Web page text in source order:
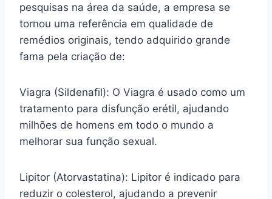
pesquisas na área da saúde, a empresa se
tornou uma referência em qualidade de
remédios originais, tendo adquirido grande
fama pela criação de:
Viagra (Sildenafil): O Viagra é usado como um
tratamento para disfunção erétil, ajudando
milhões de homens em todo o mundo a
melhorar sua função sexual.
Lipitor (Atorvastatina): Lipitor é indicado para
reduzir o colesterol, ajudando a prevenir